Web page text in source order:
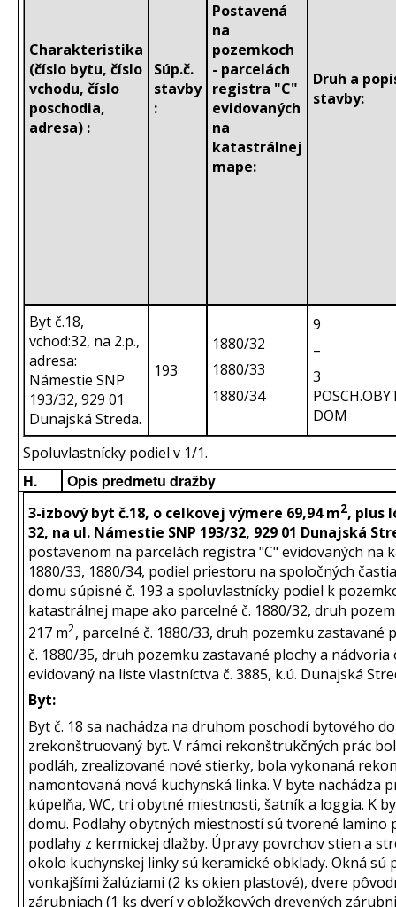
Charakteristika
(číslo bytu, číslo
vchodu, číslo
poschodia,
adresa) :
Súp.č.
stavby
:
Postavená
na
pozemkoch
- parcelách
registra "C"
evidovaných
na
katastrálnej
mape:
Druh a
stavby:
Byt č.18,
vchod:32, na 2.p.,
adresa:
Námestie SNP
193/32, 929 01
Dunajská Streda.
193
1880/32
1880/33
1880/34
9
–
3
DOM
Spoluvlastnícky podiel v 1/1.
H. Opis predmetu dražby
3-izbový byt č.18, o celkovej výmere 69,94 m2, plus
32, na ul. Námestie SNP 193/32, 929 01 Dunajská
postavenom na parcelách registra "C" evidovaných na
1880/33, 1880/34, podiel priestoru na spoločných
domu súpisné č. 193 a spoluvlastnícky podiel k
katastrálnej mape ako parcelné č. 1880/32, druh
217 m2, parcelné č. 1880/33, druh pozemku zastavané
č. 1880/35, druh pozemku zastavané plochy a nádvoria
evidovaný na liste vlastníctva č. 3885, k.ú. Dunajská
Byt:
Byt č. 18 sa nachádza na druhom poschodí bytového
zrekonštruovaný byt. V rámci rekonštrukčných prác
podláh, zrealizované nové stierky, bola vykonaná
namontovaná nová kuchynská linka. V byte nachádza
kúpelňa, WC, tri obytné miestnosti, šatník a loggia. K
domu. Podlahy obytných miestností sú tvorené
podlahy z kermickej dlažby. Úpravy povrchov stien a
okolo kuchynskej linky sú keramické obklady. Okná sú
vonkajšími žalúziami (2 ks okien plastové), dvere
zárubniach (1 ks dverí v obložkových drevených